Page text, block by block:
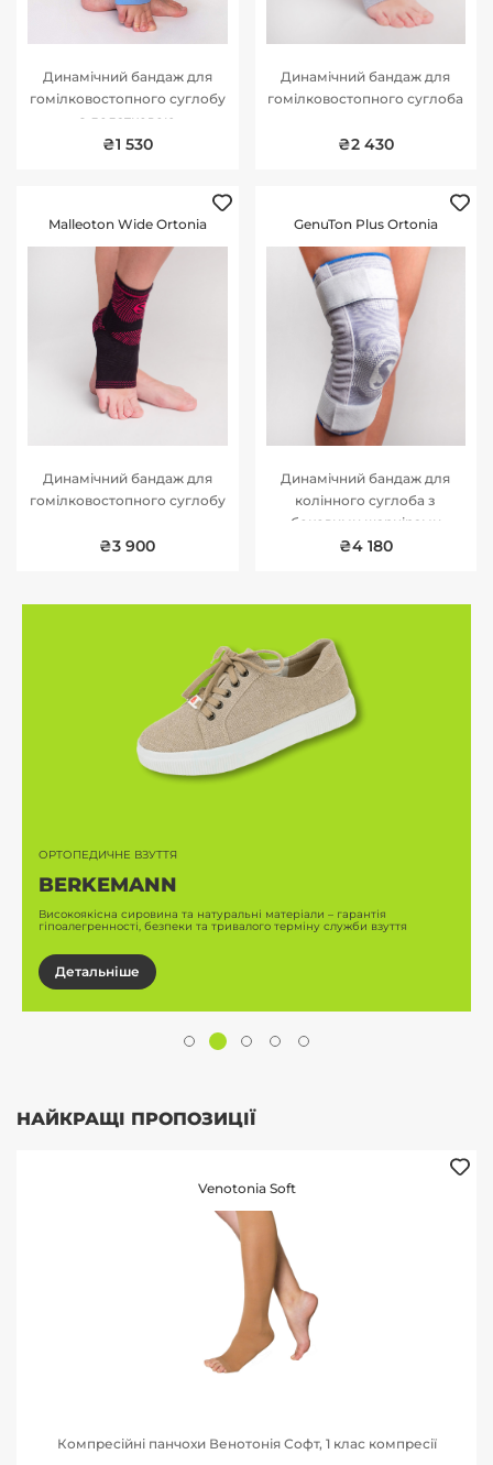
Динамічний бандаж для
гомілковостопного суглобу
з додатковою
стабілізуючою стрічкою
₴1 530
Динамічний бандаж для
гомілковостопного суглоба
₴2 430
Malleoton Wide Ortonia
Динамічний бандаж для
гомілковостопного суглобу
₴3 900
GenuTon Plus Ortonia
Динамічний бандаж для
колінного суглоба з
боковими шарнірами
₴4 180
взуття
ОРТОПЕДИЧНІ УСТІЛКИ
ORTONIA MILSOLS
Інноваційне рішення для зняття навантаження та
фізіологічно правильному положенні під час ходьби.
НАЙКРАЩІ ПРОПОЗИЦІЇ
Venotonia Soft
Компресійні панчохи Венотонія Софт, 1 клас компресії